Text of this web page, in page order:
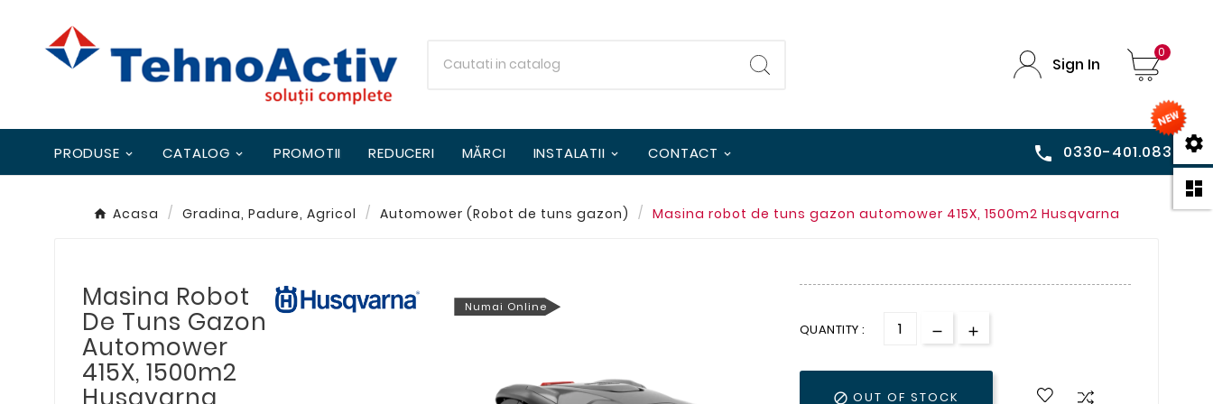


Sign In
0
PRODUSE CATALOG PROMOTII REDUCERI MĂRCI INSTALATII CONTACT  0330-401.083
Acasa Gradina, Padure, Agricol Automower (Robot de tuns gazon) Masina robot de tuns gazon automower 415X, 1500m2 Husqvarna
Masina Robot
De Tuns Gazon
Automower
415X, 1500m2
Numai Online
QUANTITY :
 OUT OF STOCK